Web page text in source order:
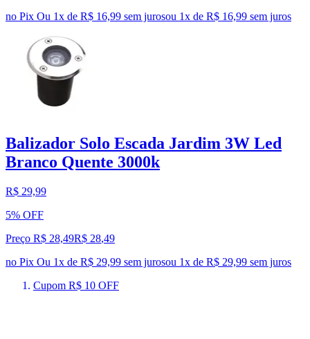
no Pix Ou 1x de R$ 16,99 sem jurosou 1x de R$ 16,99 sem juros
Balizador Solo Escada Jardim 3W Led
Branco Quente 3000k
R$ 29,99
5% OFF
Preço R$ 28,49R$ 28,49
no Pix Ou 1x de R$ 29,99 sem jurosou 1x de R$ 29,99 sem juros
Cupom R$ 10 OFF